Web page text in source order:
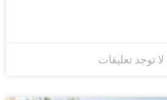
لا توجد تعليقات